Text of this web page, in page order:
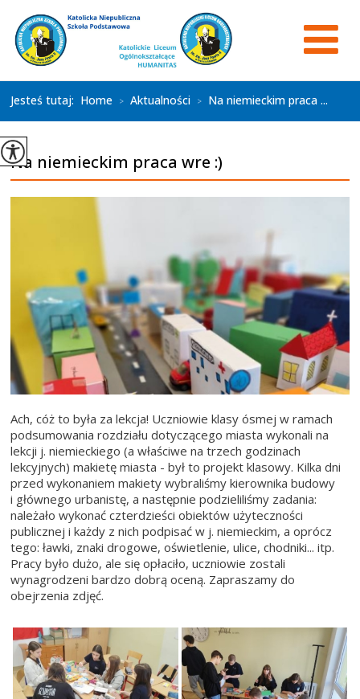
Jesteś tutaj: Home > Aktualności > Na niemieckim praca ...
Na niemieckim praca wre :)
Ach, cóż to była za lekcja! Uczniowie klasy ósmej w ramach
podsumowania rozdziału dotyczącego miasta wykonali na
lekcji j. niemieckiego (a właściwe na trzech godzinach
lekcyjnych) makietę miasta - był to projekt klasowy. Kilka dni
przed wykonaniem makiety wybraliśmy kierownika budowy
i głównego urbanistę, a następnie podzieliliśmy zadania:
należało wykonać czterdzieści obiektów użyteczności
publicznej i każdy z nich podpisać w j. niemieckim, a oprócz
tego: ławki, znaki drogowe, oświetlenie, ulice, chodniki... itp.
Pracy było dużo, ale się opłaciło, uczniowie zostali
wynagrodzeni bardzo dobrą oceną. Zapraszamy do
obejrzenia zdjęć.